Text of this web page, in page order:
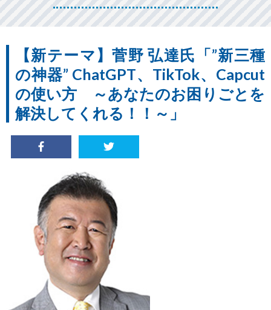
【新テーマ】菅野 弘達氏「”新三種
の神器” ChatGPT、TikTok、Capcut
の使い方 ～あなたのお困りごとを
解決してくれる！！～」